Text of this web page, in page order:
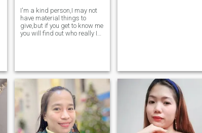
I'm a kind person,I may not
have material things to
give,but if you get to know me
you will find out who really I
person